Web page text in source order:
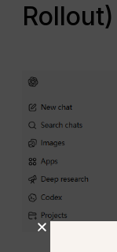
Rollout)